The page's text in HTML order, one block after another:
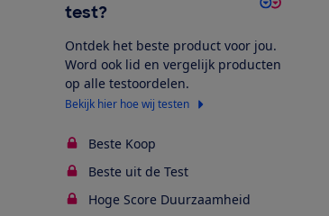
test?
Ontdek het beste product voor jou.
Word ook lid en vergelijk producten
op alle testoordelen.
Bekijk hier hoe wij testen
Beste Koop
Beste uit de Test
Hoge Score Duurzaamheid